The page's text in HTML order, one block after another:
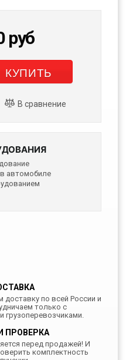
руб
КУПИТЬ
автомобиле
доставку по всей России и
только с
грузоперевозчиками.
ПРОВЕРКА
перед продажей! И
комплектность